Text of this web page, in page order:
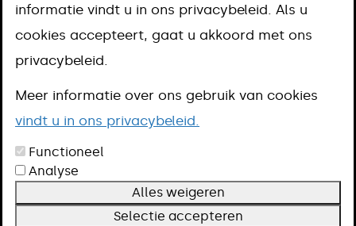
Met een sticker op uw brievenbus
geeft u aan welke ongeadresseerde
post u wilt ontvangen. Bijvoorbeeld
huis-aan-huisbladen. U haalt de
informatie vindt u in ons privacybeleid. Als u
cookies accepteert, gaat u akkoord met ons
privacybeleid.
Meer informatie over ons gebruik van cookies
vindt u in ons privacybeleid.
Functioneel
Analyse
Alles weigeren
Selectie accepteren